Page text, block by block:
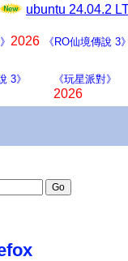
ubuntu 24.04.2
2026 《RO仙境傳說 3
3》 《玩星派對》
2026